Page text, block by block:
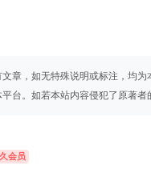
文章，如无特殊说明或标注，均
台。如若本站内容侵犯了原著者
会员